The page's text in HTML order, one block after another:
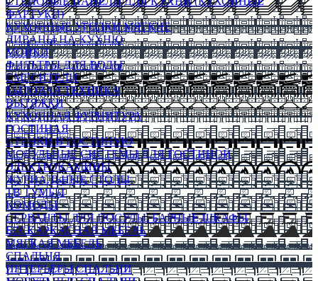
ФАРТУКИ)
КУХОННЫЕ УГОЛКИ МЯГКИЕ
ДИВАНЫ НА КУХНЮ
МОЙКИ
ФИЛЬТРЫ ДЛЯ ВОДЫ
СМЕСИТЕЛИ
БЫТОВАЯ ТЕХНИКА
ВЫТЯЖКИ
КУХОННАЯ ФУРНИТУРА
ГОСТИНАЯ
СТЕНКИ В ГОСТИНУЮ
МОДУЛЬНЫЕ СИСТЕМЫ ДЛЯ ГОСТИНОЙ
ЭЛЕКТРОКАМИНЫ
ЖУРНАЛЬНЫЕ СТОЛЫ
ТВ ТУМБЫ
КОМОДЫ
СЕРВАНТЫ ДЛЯ ПОСУДЫ, БАРНЫЕ ШКАФЫ
БЕСКАРКАСНАЯ МЕБЕЛЬ
МЯГКАЯ МЕБЕЛЬ
СПАЛЬНЯ
ИНТЕРЬЕРЫ СПАЛЬНИ